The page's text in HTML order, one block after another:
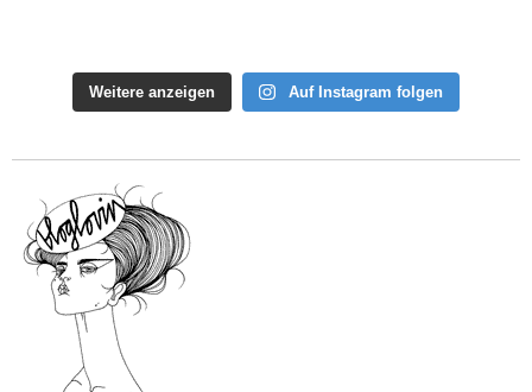
Weitere anzeigen Auf Instagram folgen